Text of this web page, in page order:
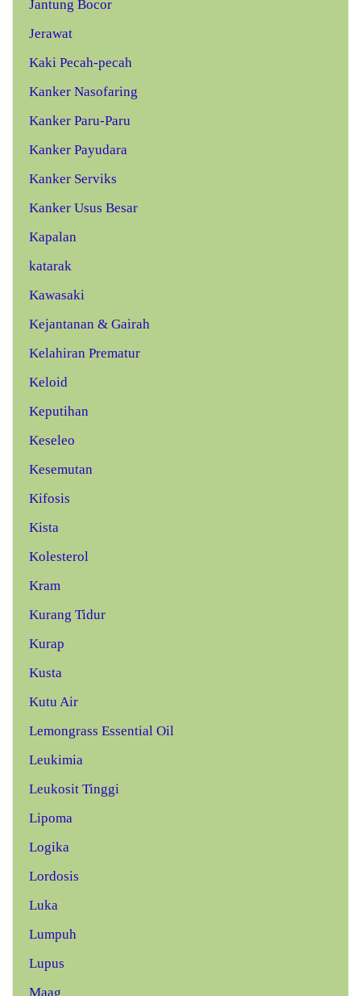
Jantung Bocor
Jerawat
Kaki Pecah-pecah
Kanker Nasofaring
Kanker Paru-Paru
Kanker Payudara
Kanker Serviks
Kanker Usus Besar
Kapalan
katarak
Kawasaki
Kejantanan & Gairah
Kelahiran Prematur
Keloid
Keputihan
Keseleo
Kesemutan
Kifosis
Kista
Kolesterol
Kram
Kurang Tidur
Kurap
Kusta
Kutu Air
Lemongrass Essential Oil
Leukimia
Leukosit Tinggi
Lipoma
Logika
Lordosis
Luka
Lumpuh
Lupus
Maag